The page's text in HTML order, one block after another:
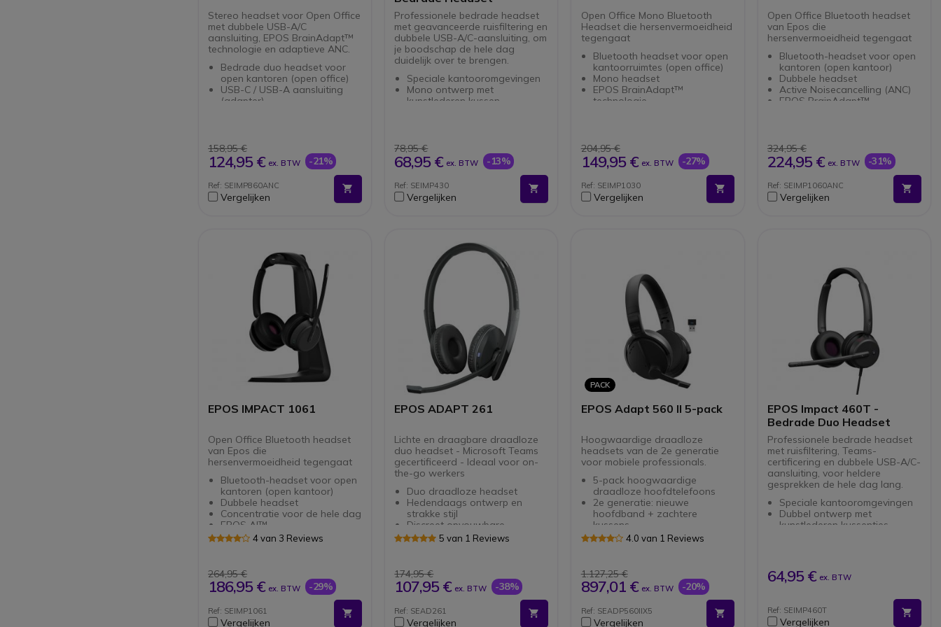
Stereo headset voor Open Office
met dubbele USB-A/C
aansluiting, EPOS BrainAdapt™
technologie en adaptieve ANC.
Bedrade duo headset voor
open kantoren (open office)
USB-C / USB-A aansluiting
(adapter)
EPOS AI en BrainAdapt™
technologieën
Actieve ruisonderdrukking
360° Busylight
Compatibel met alle headsets
158,95 €
124,95 € ex. BTW -21%
Ref: SEIMP860ANC
Vergelijken
Professionele bedrade headset
met geavanceerde ruisfiltering en
dubbele USB-A/C-aansluiting, om
je boodschap de hele dag
duidelijk over te brengen.
Speciale kantooromgevingen
Mono ontwerp met
kunstlederen kussen
Geavanceerde
ruisfiltertechnologie
ActiveGard
USB-C / USB-A aansluiting
(adapter)
78,95 €
68,95 € ex. BTW -13%
Ref: SEIMP430
Vergelijken
Open Office Mono Bluetooth
Headset die hersenvermoeidheid
tegengaat
Bluetooth headset voor open
kantoorruimtes (open office)
Mono headset
EPOS BrainAdapt™
technologie
204,95 €
149,95 € ex. BTW -27%
Ref: SEIMP1030
Vergelijken
Open Office Bluetooth headset
van Epos die
hersenvermoeidheid tegengaat
Bluetooth-headset voor open
kantoren (open kantoor)
Dubbele headset
Active Noisecancelling (ANC)
EPOS BrainAdapt™
300 uur stand-by tijd
324,95 €
224,95 € ex. BTW -31%
Ref: SEIMP1060ANC
Vergelijken
EPOS IMPACT 1061
Open Office Bluetooth headset
van Epos die
hersenvermoeidheid tegengaat
Bluetooth-headset voor open
kantoren (open kantoor)
Dubbele headset
Concentratie voor de hele dag
EPOS AI™
300 uur stand-by tijd
4 van 3 Reviews
264,95 €
186,95 € ex. BTW -29%
Ref: SEIMP1061
Vergelijken
EPOS ADAPT 261
Lichte en draagbare draadloze
duo headset - Microsoft Teams
gecertificeerd - Ideaal voor on-
the-go werkers
Duo draadloze headset
Hedendaags ontwerp en
strakke stijl
Discreet opvouwbare
microfoonarm
Batterijduur: tot 27 uur
Microsoft Teams gecertificeerd
product
softphones op de markt
5 van 1 Reviews
174,95 €
107,95 € ex. BTW -38%
Ref: SEAD261
Vergelijken
PACK
EPOS Adapt 560 II 5-pack
Hoogwaardige draadloze
headsets van de 2e generatie
voor mobiele professionals.
5-pack hoogwaardige
draadloze hoofdtelefoons
2e generatie: nieuwe
hoofdband + zachtere
kussens
Verbeterd draagcomfort:
microfoon array
ANC: actieve
achtergrondruisonderdrukking
akoestische bescherming voor
4.0 van 1 Reviews
1.127,25 €
897,01 € ex. BTW -20%
Ref: SEADP560IIX5
Vergelijken
EPOS Impact 460T -
Bedrade Duo Headset
Professionele bedrade headset
met ruisfiltering, Teams-
certificering en dubbele USB-A/C-
aansluiting, voor heldere
gesprekken de hele dag lang.
Speciale kantooromgevingen
Dubbel ontwerp met
kunstlederen kussentjes
Geavanceerde
ruisfiltertechnologie
USB-C / USB-A aansluiting
64,95 € ex. BTW
Ref: SEIMP460T
Vergelijken